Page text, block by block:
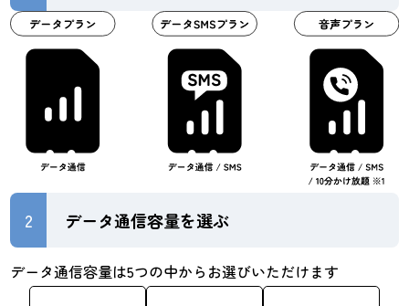
2 データ通信容量を選ぶ
データ通信容量は5つの中からお選びいただけます